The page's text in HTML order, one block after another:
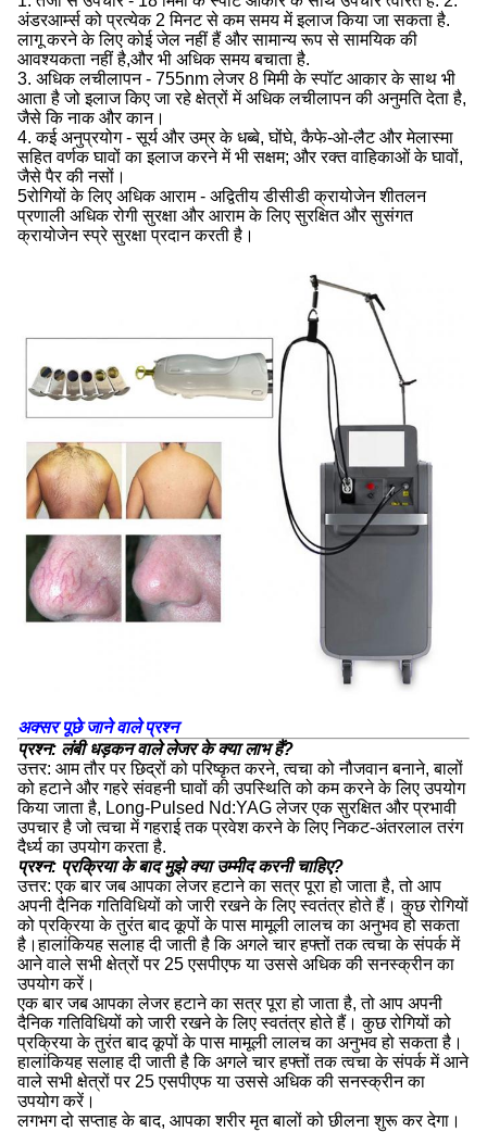
अंडरआर्म्स को प्रत्येक 2 मिनट से कम समय में इलाज किया जा सकता है.
लागू करने के लिए कोई जेल नहीं हैं और सामान्य रूप से सामयिक की
आवश्यकता नहीं है,और भी अधिक समय बचाता है.
3. अधिक लचीलापन - 755nm लेजर 8 मिमी के स्पॉट आकार के साथ भी
आता है जो इलाज किए जा रहे क्षेत्रों में अधिक लचीलापन की अनुमति देता है,
जैसे कि नाक और कान।
4. कई अनुप्रयोग - सूर्य और उम्र के धब्बे, घोंघे, कैफे-ओ-लैट और मेलास्मा
सहित वर्णक घावों का इलाज करने में भी सक्षम; और रक्त वाहिकाओं के घावों,
जैसे पैर की नसों।
5रोगियों के लिए अधिक आराम - अद्वितीय डीसीडी क्रायोजेन शीतलन
प्रणाली अधिक रोगी सुरक्षा और आराम के लिए सुरक्षित और सुसंगत
क्रायोजेन स्प्रे सुरक्षा प्रदान करती है।
अक्सर पूछे जाने वाले प्रश्न
प्रश्न: लंबी धड़कन वाले लेजर के क्या लाभ हैं?
उत्तर: आम तौर पर छिद्रों को परिष्कृत करने, त्वचा को नौजवान बनाने, बालों
को हटाने और गहरे संवहनी घावों की उपस्थिति को कम करने के लिए उपयोग
किया जाता है, Long-Pulsed Nd:YAG लेजर एक सुरक्षित और प्रभावी
उपचार है जो त्वचा में गहराई तक प्रवेश करने के लिए निकट-अंतरलाल तरंग
दैर्ध्य का उपयोग करता है.
प्रश्न: प्रक्रिया के बाद मुझे क्या उम्मीद करनी चाहिए?
उत्तर: एक बार जब आपका लेजर हटाने का सत्र पूरा हो जाता है, तो आप
अपनी दैनिक गतिविधियों को जारी रखने के लिए स्वतंत्र होते हैं। कुछ रोगियों
को प्रक्रिया के तुरंत बाद कूपों के पास मामूली लालच का अनुभव हो सकता
है।हालांकियह सलाह दी जाती है कि अगले चार हफ्तों तक त्वचा के संपर्क में
आने वाले सभी क्षेत्रों पर 25 एसपीएफ या उससे अधिक की सनस्क्रीन का
उपयोग करें।
एक बार जब आपका लेजर हटाने का सत्र पूरा हो जाता है, तो आप अपनी
दैनिक गतिविधियों को जारी रखने के लिए स्वतंत्र होते हैं। कुछ रोगियों को
प्रक्रिया के तुरंत बाद कूपों के पास मामूली लालच का अनुभव हो सकता है।
हालांकियह सलाह दी जाती है कि अगले चार हफ्तों तक त्वचा के संपर्क में आने
वाले सभी क्षेत्रों पर 25 एसपीएफ या उससे अधिक की सनस्क्रीन का
उपयोग करें।
लगभग दो सप्ताह के बाद, आपका शरीर मृत बालों को छीलना शुरू कर देगा।